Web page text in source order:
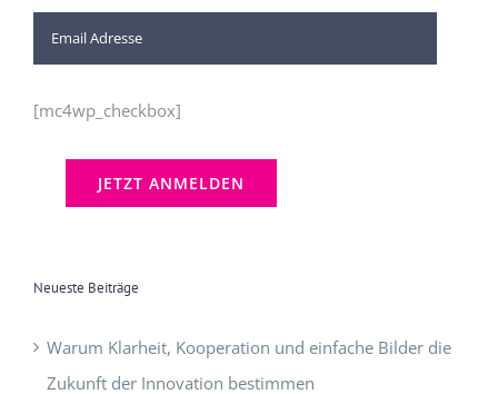
[mc4wp_checkbox]
Neueste Beiträge
Warum Klarheit, Kooperation und einfache Bilder die
Zukunft der Innovation bestimmen